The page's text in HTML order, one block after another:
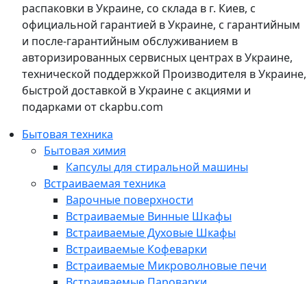
распаковки в Украине, со склада в г. Киев, с
официальной гарантией в Украине, с гарантийным
и после-гарантийным обслуживанием в
авторизированных сервисных центрах в Украине,
технической поддержкой Производителя в Украине,
быстрой доставкой в Украине с акциями и
подарками от ckapbu.com
Бытовая техника
Бытовая химия
Капсулы для стиральной машины
Встраиваемая техника
Варочные поверхности
Встраиваемые Винные Шкафы
Встраиваемые Духовые Шкафы
Встраиваемые Кофеварки
Встраиваемые Микроволновые печи